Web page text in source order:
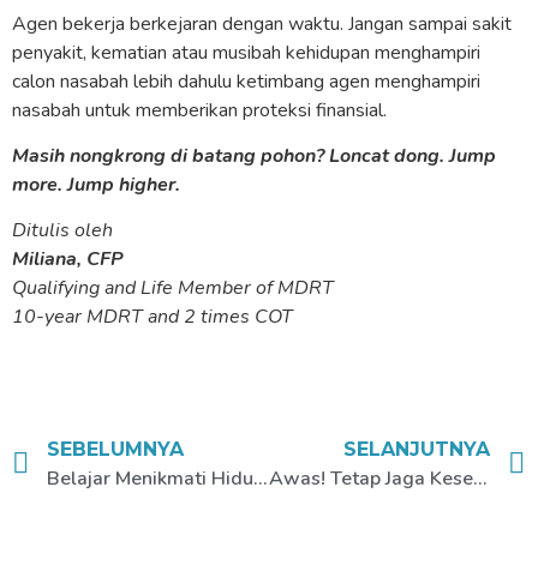
Agen bekerja berkejaran dengan waktu. Jangan sampai sakit
penyakit, kematian atau musibah kehidupan menghampiri
calon nasabah lebih dahulu ketimbang agen menghampiri
nasabah untuk memberikan proteksi finansial.
Masih nongkrong di batang pohon? Loncat dong. Jump
more. Jump higher.
Ditulis oleh
Miliana, CFP
Qualifying and Life Member of MDRT
10-year MDRT and 2 times COT
SEBELUMNYA
Belajar Menikmati Hidup #DiRumahAja
SELANJUTNYA
Awas! Tetap Jaga Kesehatan Mentalmu agar Tetap Waras!